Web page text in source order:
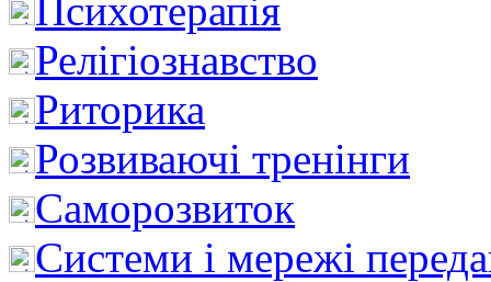
Психотерапія
Релігіознавство
Риторика
Розвиваючі тренінги
Саморозвиток
Системи і мережі